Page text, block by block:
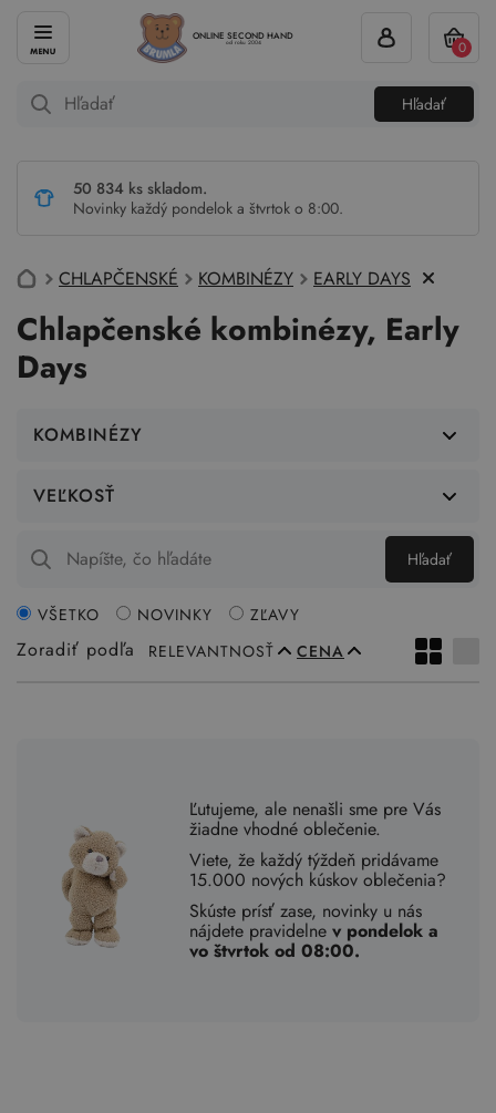
ONLINE SECOND HAND
od roku 2004
Hľadať
0
50 834 ks skladom.
Novinky každý pondelok a štvrtok o 8:00.
CHLAPČENSKÉ KOMBINÉZY EARLY DAYS
Chlapčenské kombinézy, Early
Days
KOMBINÉZY
VEĽKOSŤ
Hľadať
Zoradiť podľa RELEVANTNOSŤ CENA
VŠETKO NOVINKY ZĽAVY
Ľutujeme, ale nenašli sme pre Vás
žiadne vhodné oblečenie.
Viete, že každý týždeň pridávame
15.000 nových kúskov oblečenia?
Skúste prísť zase, novinky u nás
nájdete pravidelnev pondelok a
vo štvrtok od 08:00.